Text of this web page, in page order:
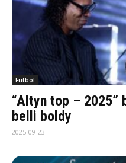
Futbol
“Altyn top – 2025”
belli boldy
2025-09-23